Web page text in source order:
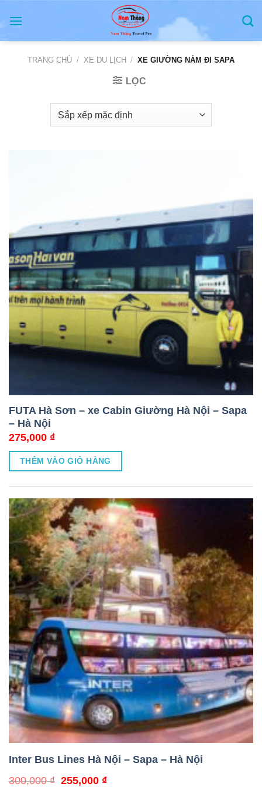
TRANG CHỦ / XE DU LỊCH / XE GIƯỜNG NẰM ĐI SAPA
LỌC
FUTA Hà Sơn – xe Cabin Giường Hà Nội – Sapa
– Hà Nội
275,000 ₫
THÊM VÀO GIỎ HÀNG
Inter Bus Lines Hà Nội – Sapa – Hà Nội
300,000₫ Giá
255,000 ₫Giá